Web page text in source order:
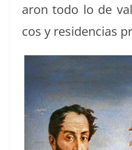
aron todo lo de
cos y res­i­den­cias